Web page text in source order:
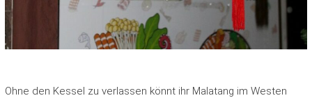
Ohne den Kessel zu verlassen könnt ihr Malatang im Westen